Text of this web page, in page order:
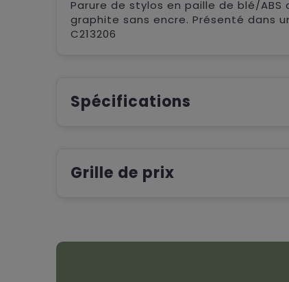
Parure de stylos en paille de blé/
graphite sans encre. Présenté dans
C213206
Spécifications
Grille de prix